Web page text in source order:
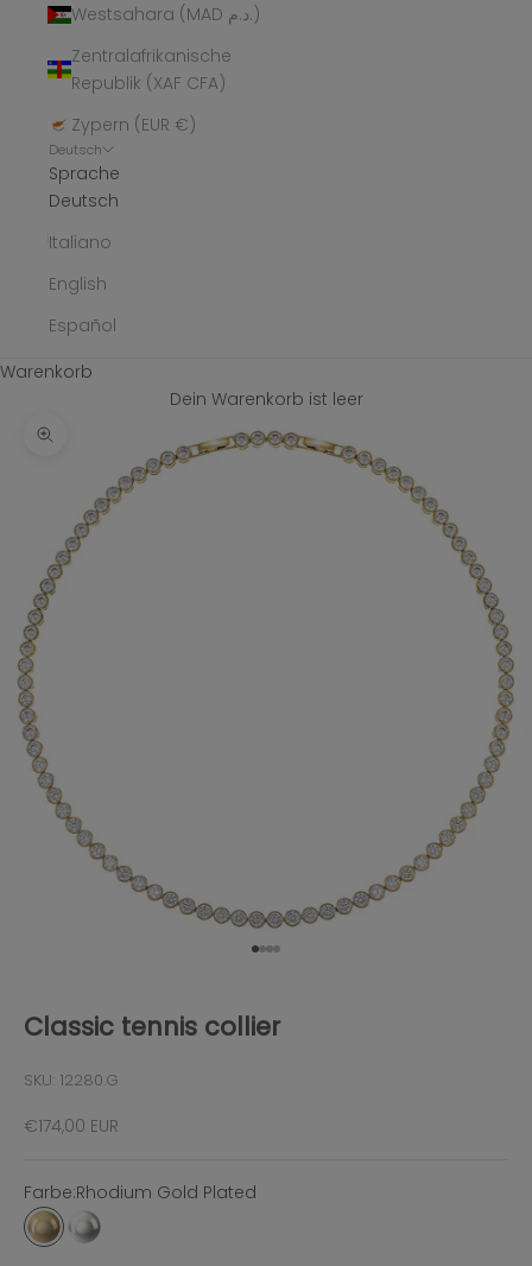
Westsahara (MAD د.م.)
Zentralafrikanische
Republik (XAF CFA)
Zypern (EUR €)
Deutsch
Sprache
Deutsch
Italiano
English
Español
Warenkorb
Dein Warenkorb ist leer
Bild vergrößern
Gehe zu Element 1
Gehe zu Element 2
Gehe zu Element 3
Gehe zu Element 4
Classic tennis collier
SKU: 12280.G
Angebot
€174,00 EUR
Farbe:Rhodium Gold Plated
Rhodium Gold Plated
Rhodium